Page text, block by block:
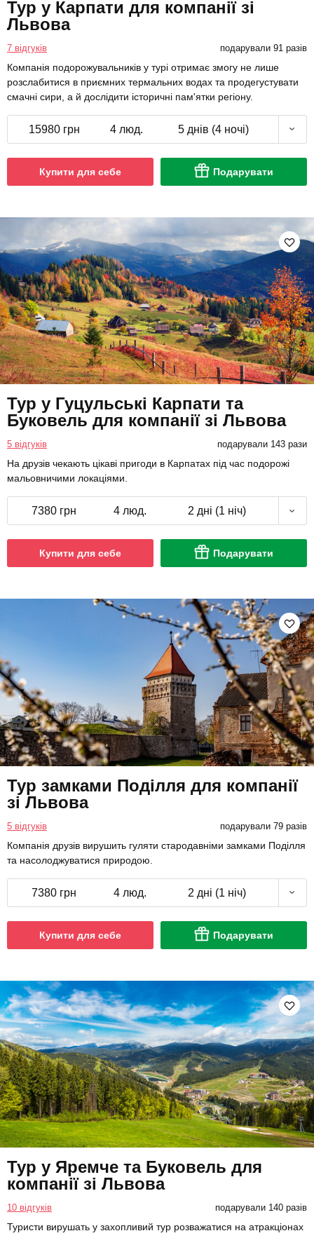
Тур у Карпати для компанії зі
Львова
7 відгуків подарували 91 разів
Компанія подорожувальників у турі отримає змогу не лише
розслабитися в приємних термальних водах та продегустувати
смачні сири, а й дослідити історичні пам'ятки регіону.
15980 грн 4 люд. 5 днів (4 ночі)
Купити для себе Подарувати
Тур у Гуцульські Карпати та
Буковель для компанії зі Львова
5 відгуків подарували 143 рази
На друзів чекають цікаві пригоди в Карпатах під час подорожі
мальовничими локаціями.
7380 грн 4 люд. 2 дні (1 ніч)
Купити для себе Подарувати
Тур замками Поділля для компанії
зі Львова
5 відгуків подарували 79 разів
Компанія друзів вирушить гуляти стародавніми замками Поділля
та насолоджуватися природою.
7380 грн 4 люд. 2 дні (1 ніч)
Купити для себе Подарувати
Тур у Яремче та Буковель для
компанії зі Львова
10 відгуків подарували 140 разів
Туристи вирушать у захопливий тур розважатися на атракціонах